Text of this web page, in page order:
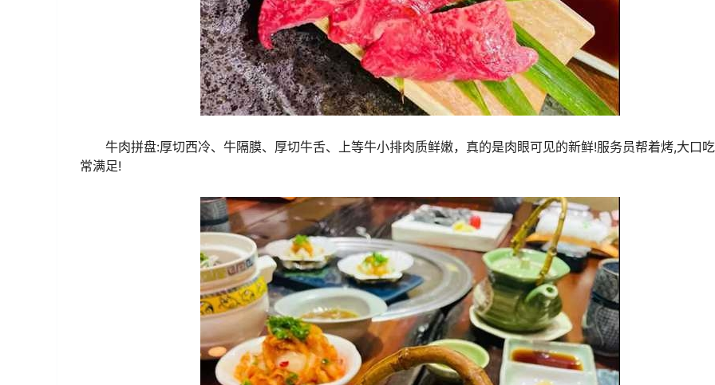
牛肉拼盘:厚切西冷、牛隔膜、厚切牛舌、上等牛小排肉质鲜嫩，真的是肉眼可见的新鲜!服务员帮着烤,大口
常满足!